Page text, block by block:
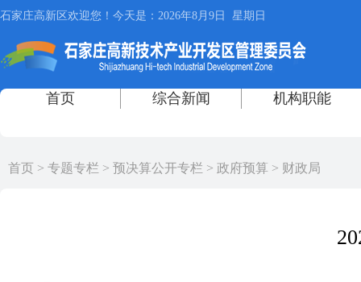
首页 > 专题专栏 > 预决算公开专栏 > 政府预算 > 财政局